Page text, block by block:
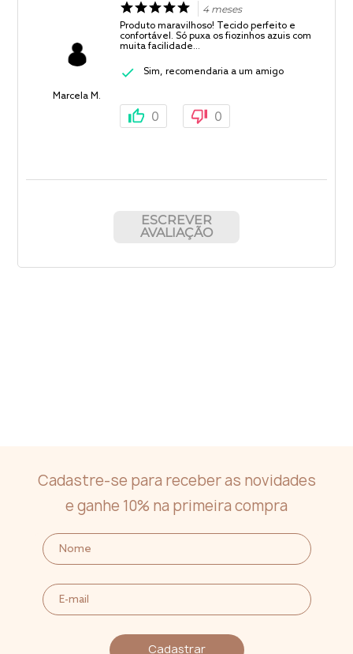
Marcela M.
4 meses
Produto maravilhoso! Tecido perfeito e
confortável. Só puxa os fiozinhos azuis com
muita facilidade…
Sim, recomendaria a um amigo
0 0
ESCREVER
AVALIAÇÃO
Cadastre-se para receber as novidades
e ganhe 10% na primeira compra
Cadastrar